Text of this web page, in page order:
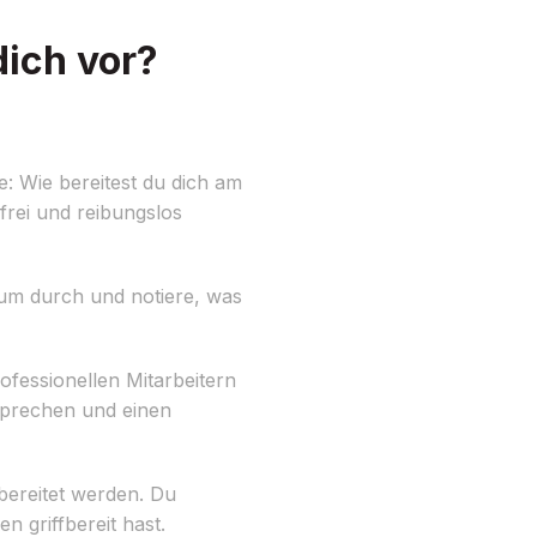
vor?
Wie bereitest du dich am
und reibungslos
durch und notiere, was
Mitarbeitern
und einen
werden. Du
griffbereit hast.